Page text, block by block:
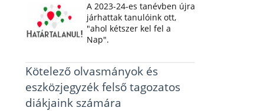
A 2023-24-es tanévben újra
járhattak tanulóink ott,
"ahol kétszer kel fel a
Nap".
Kötelező olvasmányok és
eszközjegyzék felső tagozatos
diákjaink számára